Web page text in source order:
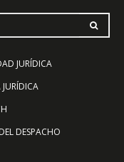
JURÍDICA
JURÍDICA
DESPACHO